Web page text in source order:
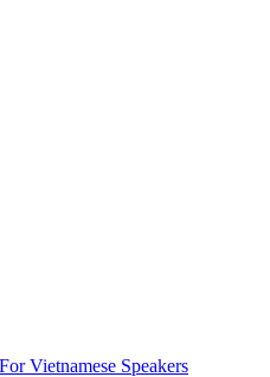
Vietnamese Speakers